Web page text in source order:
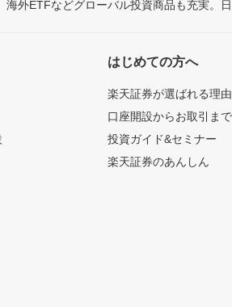
海外ETFなどグローバル投資商品も充実。
はじめての方へ
楽天証券が選ばれる理由
口座開設からお取引ま
投資ガイド&セミナー
楽天証券のあんしん